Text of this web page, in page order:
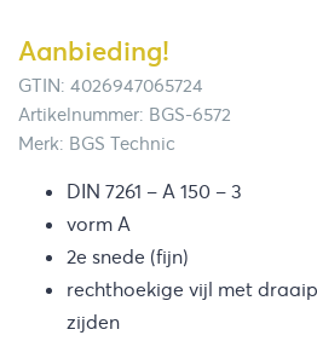
Aanbieding!
GTIN: 4026947065724
Artikelnummer: BGS-6572
Merk: BGS Technic
DIN 7261 – A 150 – 3
vorm A
2e snede (fijn)
rechthoekige vijl met
zijden